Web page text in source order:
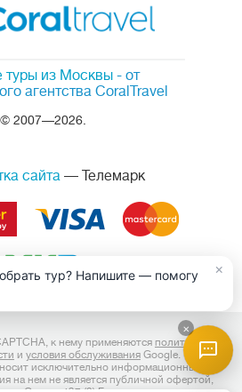
туры из Москвы - от
агентства CoralTravel
© 2007—2026.
сайта— Телемарк
к нему применяются политика
и условия обслуживания Google.
исключительно информационный
на нем не является публичной офертой,
×
тур? Напишите — помогу
×